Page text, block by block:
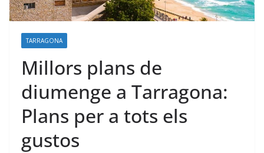
TARRAGONA
Millors plans de
diumenge a Tarragona:
Plans per a tots els
gustos